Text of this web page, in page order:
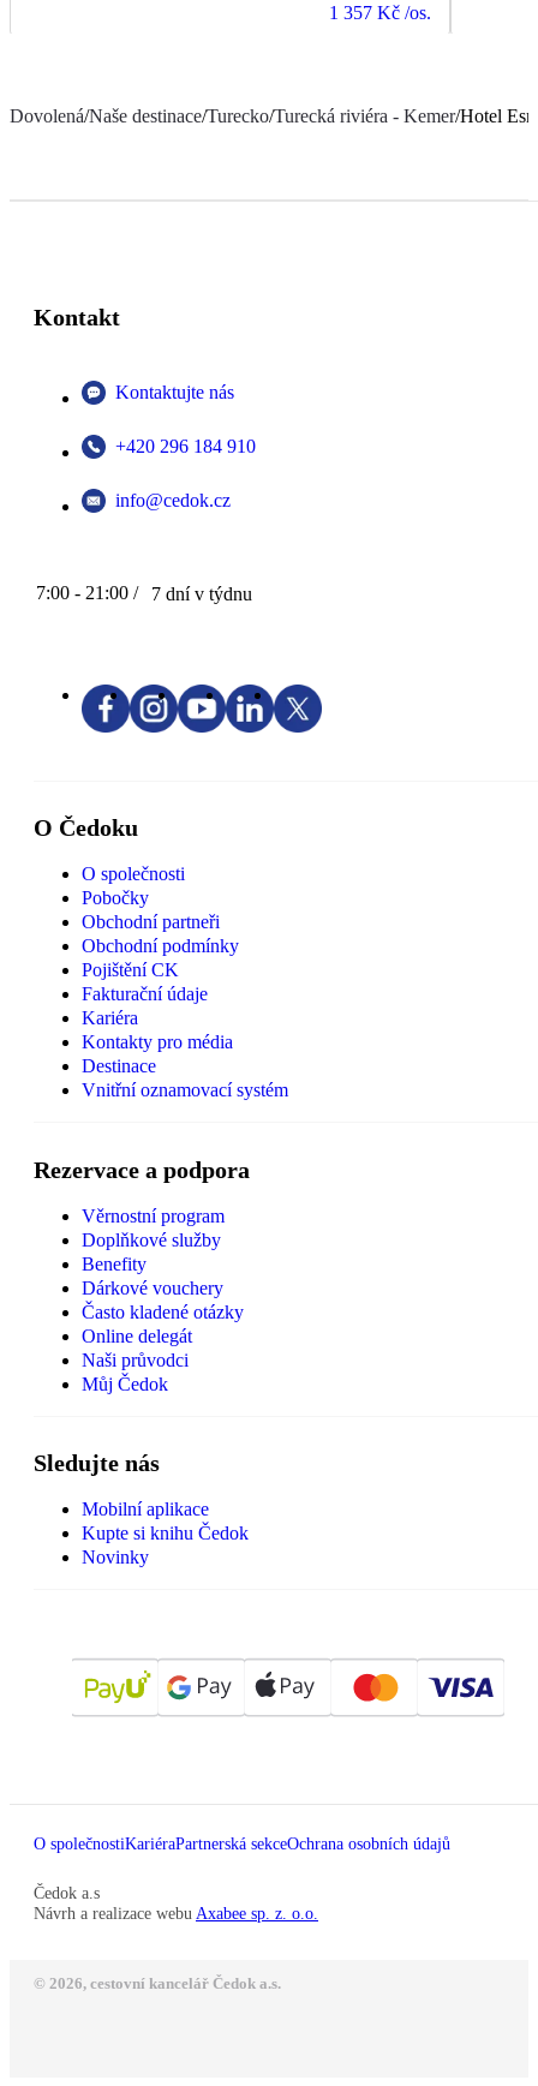
1 357 Kč /os.
Dovolená/Naše destinace/Turecko/Turecká riviéra - Kemer/Hotel
Kontakt
Kontaktujte nás
+420 296 184 910
info@cedok.cz
7:00 - 21:00 / 7 dní v týdnu
O Čedoku
O společnosti
Pobočky
Obchodní partneři
Obchodní podmínky
Pojištění CK
Fakturační údaje
Kariéra
Kontakty pro média
Destinace
Vnitřní oznamovací systém
Rezervace a podpora
Věrnostní program
Doplňkové služby
Benefity
Dárkové vouchery
Často kladené otázky
Online delegát
Naši průvodci
Můj Čedok
Sledujte nás
Mobilní aplikace
Kupte si knihu Čedok
Novinky
O společnostiKariéraPartnerská sekceOchrana osobních údajů
Čedok a.s
Návrh a realizace webu Axabee sp. z. o.o.
© 2026, cestovní kancelář Čedok a.s.